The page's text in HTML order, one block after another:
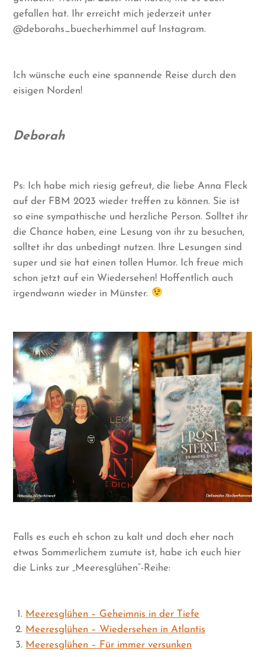
gefallen hat. Ihr erreicht mich jederzeit unter
@deborahs_buecherhimmel auf Instagram.
Ich wünsche euch eine spannende Reise durch den
eisigen Norden!
Deborah
Ps: Ich habe mich riesig gefreut, die liebe Anna Fleck
auf der FBM 2023 wieder treffen zu können. Sie ist
so eine sympathische und herzliche Person. Solltet ihr
die Chance haben, eine Lesung von ihr zu besuchen,
solltet ihr das unbedingt nutzen. Ihre Lesungen sind
super und sie hat einen tollen Humor. Ich freue mich
schon jetzt auf ein Wiedersehen! Hoffentlich auch
irgendwann wieder in Münster.
Falls es euch eh schon zu kalt und doch eher nach
etwas Sommerlichem zumute ist, habe ich euch hier
die Links zur „Meeresglühen“-Reihe:
Meeresglühen – Geheimnis in der Tiefe
Meeresglühen – Wiedersehen in Atlantis
Meeresglühen – Für immer versunken